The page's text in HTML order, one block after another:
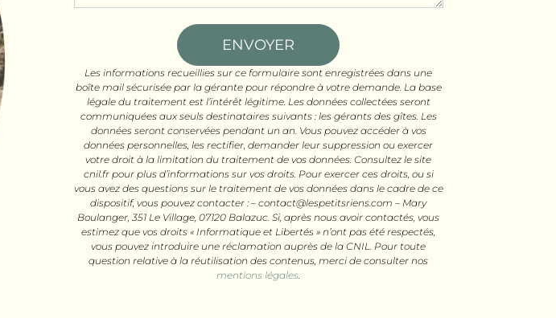
ENVOYER
Les informations recueillies sur ce formulaire sont enregistrées dans une
boîte mail sécurisée par la gérante pour répondre à votre demande. La base
légale du traitement est l’intérêt légitime. Les données collectées seront
communiquées aux seuls destinataires suivants : les gérants des gîtes. Les
données seront conservées pendant un an. Vous pouvez accéder à vos
données personnelles, les rectifier, demander leur suppression ou exercer
votre droit à la limitation du traitement de vos données. Consultez le site
cnil.fr pour plus d’informations sur vos droits. Pour exercer ces droits, ou si
vous avez des questions sur le traitement de vos données dans le cadre de ce
dispositif, vous pouvez contacter : – contact@lespetitsriens.com – Mary
Boulanger, 351 Le Village, 07120 Balazuc. Si, après nous avoir contactés, vous
estimez que vos droits « Informatique et Libertés » n’ont pas été respectés,
vous pouvez introduire une réclamation auprès de la CNIL. Pour toute
question relative à la réutilisation des contenus, merci de consulter nos
mentions légales